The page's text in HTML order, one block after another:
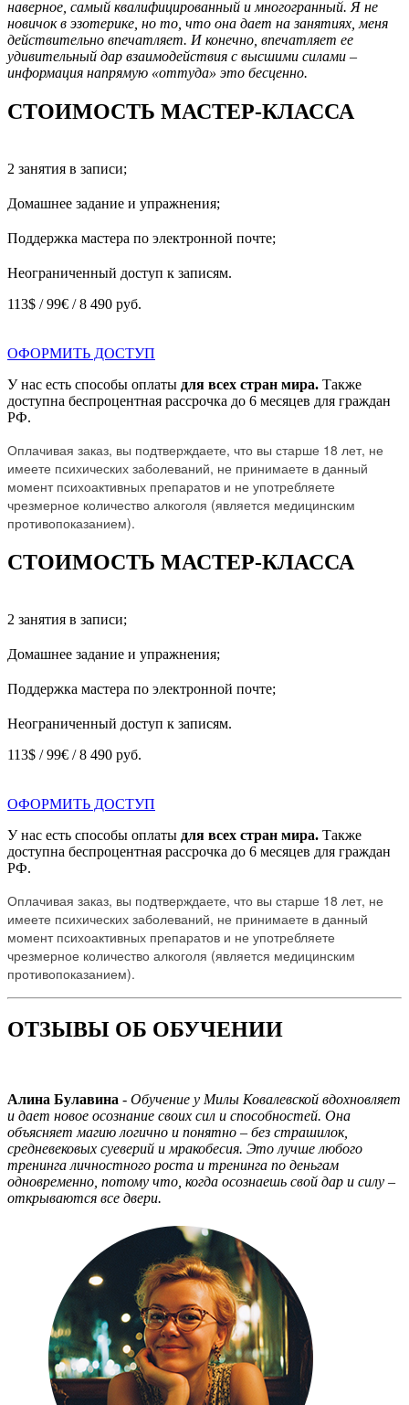
наверное, самый квалифицированный и многогранный. Я не
новичок в эзотерике, но то, что она дает на занятиях, меня
действительно впечатляет. И конечно, впечатляет ее
удивительный дар взаимодействия с высшими силами –
информация напрямую «оттуда» это бесценно.
СТОИМОСТЬ МАСТЕР-КЛАССА
2 занятия в записи;
Домашнее задание и упражнения;
Поддержка мастера по электронной почте;
Неограниченный доступ к записям.
113$ / 99€ / 8 490 руб.
ОФОРМИТЬ ДОСТУП
У нас есть способы оплаты для всех стран мира. Также
доступна беспроцентная рассрочка до 6 месяцев для граждан
РФ.
Оплачивая заказ, вы подтверждаете, что вы старше 18 лет, не
имеете психических заболеваний, не принимаете в данный
момент психоактивных препаратов и не употребляете
чрезмерное количество алкоголя (является медицинским
противопоказанием).
СТОИМОСТЬ МАСТЕР-КЛАССА
2 занятия в записи;
Домашнее задание и упражнения;
Поддержка мастера по электронной почте;
Неограниченный доступ к записям.
113$ / 99€ /8 490 руб.
ОФОРМИТЬ ДОСТУП
У нас есть способы оплаты для всех стран мира. Также
доступна беспроцентная рассрочка до 6 месяцев для граждан
РФ.
Оплачивая заказ, вы подтверждаете, что вы старше 18 лет, не
имеете психических заболеваний, не принимаете в данный
момент психоактивных препаратов и не употребляете
чрезмерное количество алкоголя (является медицинским
противопоказанием).
ОТЗЫВЫ ОБ ОБУЧЕНИИ
Алина Булавина - Обучение у Милы Ковалевской вдохновляет
и дает новое осознание своих сил и способностей. Она
объясняет магию логично и понятно – без страшилок,
средневековых суеверий и мракобесия. Это лучше любого
тренинга личностного роста и тренинга по деньгам
одновременно, потому что, когда осознаешь свой дар и силу –
открываются все двери.